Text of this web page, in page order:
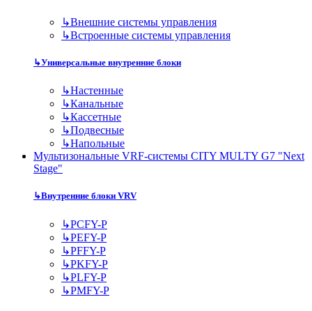
↳Внешние системы управления
↳Встроенные системы управления
↳Универсальные внутренние блоки
↳Настенные
↳Канальные
↳Кассетные
↳Подвесные
↳Напольные
Мультизональные VRF-системы CITY MULTY G7 "Next
Stage"
↳Внутренние блоки VRV
↳PCFY-P
↳PEFY-P
↳PFFY-P
↳PKFY-P
↳PLFY-P
↳PMFY-P